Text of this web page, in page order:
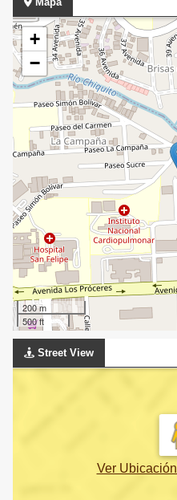
+
−
200 m
500 ft
Street View
Ver Ubicación